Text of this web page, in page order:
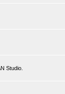
Studio.